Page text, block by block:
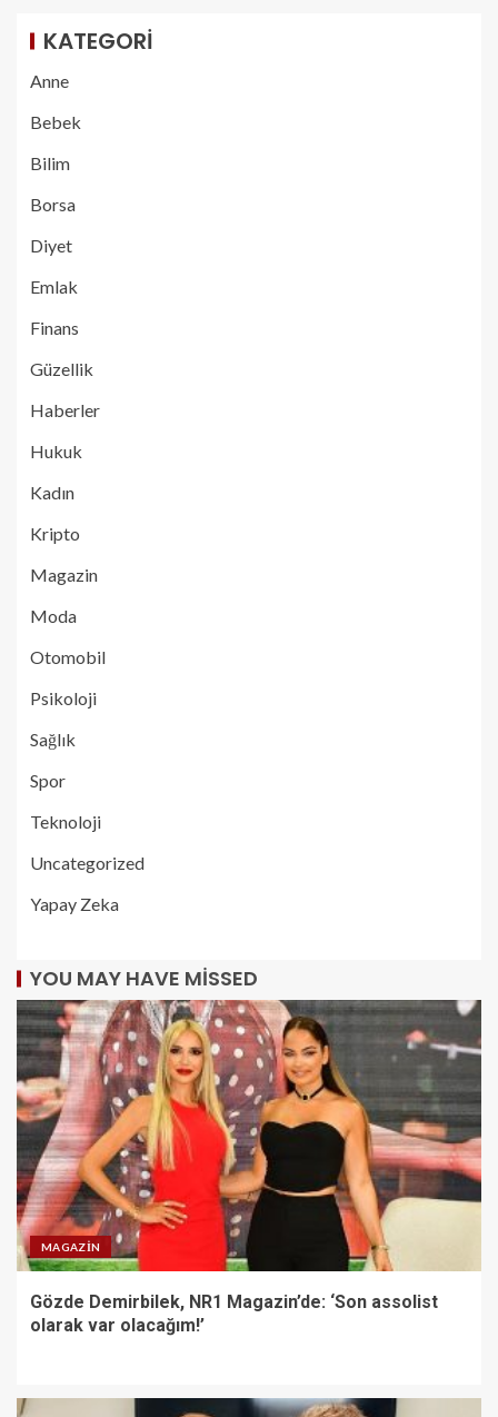
KATEGORI
Anne
Bebek
Bilim
Borsa
Diyet
Emlak
Finans
Güzellik
Haberler
Hukuk
Kadın
Kripto
Magazin
Moda
Otomobil
Psikoloji
Sağlık
Spor
Teknoloji
Uncategorized
Yapay Zeka
YOU MAY HAVE MISSED
MAGAZIN
Gözde Demirbilek, NR1 Magazin’de: ‘Son assolist
olarak var olacağım!’